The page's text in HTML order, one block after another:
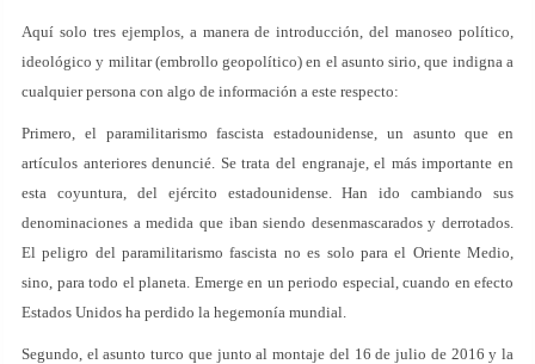
Aquí solo tres ejemplos, a manera de introducción, del manoseo político,
ideológico y militar (embrollo geopolítico) en el asunto sirio, que indigna a
cualquier persona con algo de información a este respecto:
Primero, el paramilitarismo fascista estadounidense, un asunto que en
artículos anteriores denuncié. Se trata del engranaje, el más importante en
esta coyuntura, del ejército estadounidense. Han ido cambiando sus
denominaciones a medida que iban siendo desenmascarados y derrotados.
El peligro del paramilitarismo fascista no es solo para el Oriente Medio,
sino, para todo el planeta. Emerge en un periodo especial, cuando en efecto
Estados Unidos ha perdido la hegemonía mundial.
Segundo, el asunto turco que junto al montaje del 16 de julio de 2016 y la